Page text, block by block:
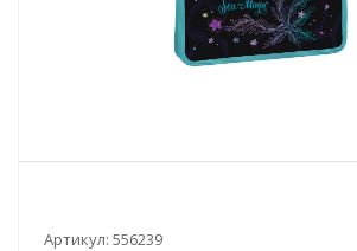
Артикул: 556239